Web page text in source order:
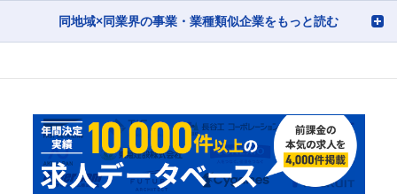
同地域×同業界の事業・業種類似企業をもっと読む